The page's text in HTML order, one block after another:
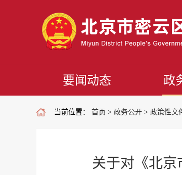
要闻动态 政
当前位置： 首页 > 政务公开 > 政策性文
关于对《北